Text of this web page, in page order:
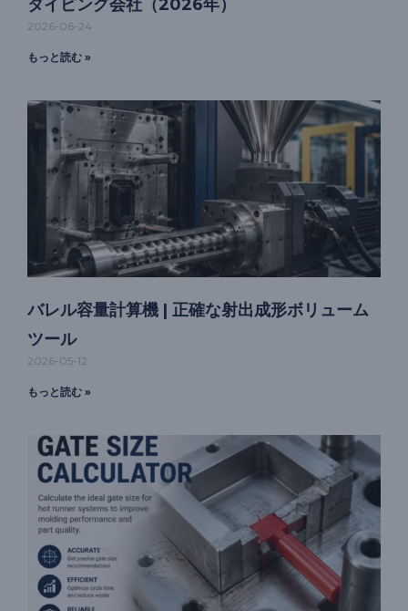
タイピング会社（2026年）
2026-06-24
もっと読む »
バレル容量計算機 | 正確な射出成形ボリューム
ツール
2026-05-12
もっと読む »